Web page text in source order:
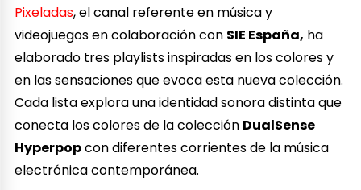
Pixeladas, el canal referente en música y
videojuegos en colaboración con SIE España, ha
elaborado tres playlists inspiradas en los colores y
en las sensaciones que evoca esta nueva colección.
Cada lista explora una identidad sonora distinta que
conecta los colores de la colección DualSense
Hyperpopcon diferentes corrientes de la música
electrónica contemporánea.